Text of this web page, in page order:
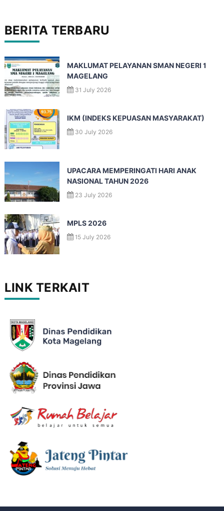
BERITA TERBARU
MAKLUMAT PELAYANAN SMAN NEGERI 1
MAGELANG
31 July 2026
IKM (INDEKS KEPUASAN MASYARAKAT)
30 July 2026
UPACARA MEMPERINGATI HARI ANAK
NASIONAL TAHUN 2026
23 July 2026
MPLS 2026
15 July 2026
LINK TERKAIT